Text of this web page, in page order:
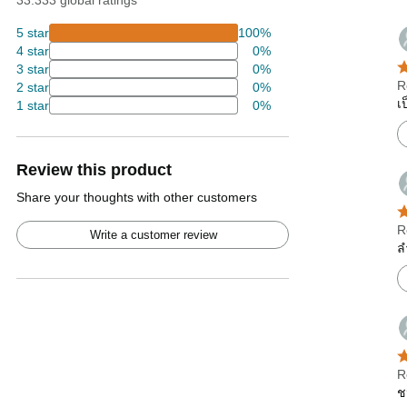
5 star
100%
4 star
0%
3 star
0%
2 star
0%
1 star
0%
Review this product
Share your thoughts with other customers
Write a customer review